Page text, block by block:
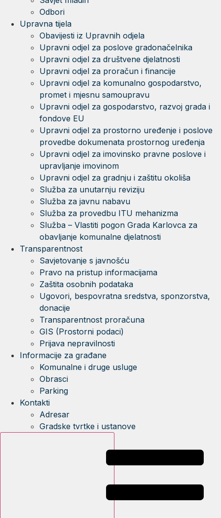
Odbori
Upravna tijela
Obavijesti iz Upravnih odjela
Upravni odjel za poslove gradonačelnika
Upravni odjel za društvene djelatnosti
Upravni odjel za proračun i financije
Upravni odjel za komunalno gospodarstvo,
promet i mjesnu samoupravu
Upravni odjel za gospodarstvo, razvoj grada i
fondove EU
Upravni odjel za prostorno uređenje i poslove
provedbe dokumenata prostornog uređenja
Upravni odjel za imovinsko pravne poslove i
upravljanje imovinom
Upravni odjel za gradnju i zaštitu okoliša
Služba za unutarnju reviziju
Služba za javnu nabavu
Služba za provedbu ITU mehanizma
Služba – Vlastiti pogon Grada Karlovca za
obavljanje komunalne djelatnosti
Transparentnost
Savjetovanje s javnošću
Pravo na pristup informacijama
Zaštita osobnih podataka
Ugovori, bespovratna sredstva, sponzorstva,
donacije
Transparentnost proračuna
GIS (Prostorni podaci)
Prijava nepravilnosti
Informacije za građane
Komunalne i druge usluge
Obrasci
Parking
Kontakti
Adresar
Gradske tvrtke i ustanove